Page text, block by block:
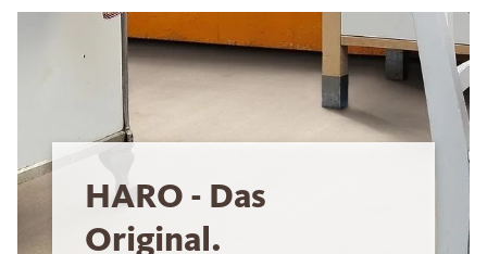
HARO - Das
Original.